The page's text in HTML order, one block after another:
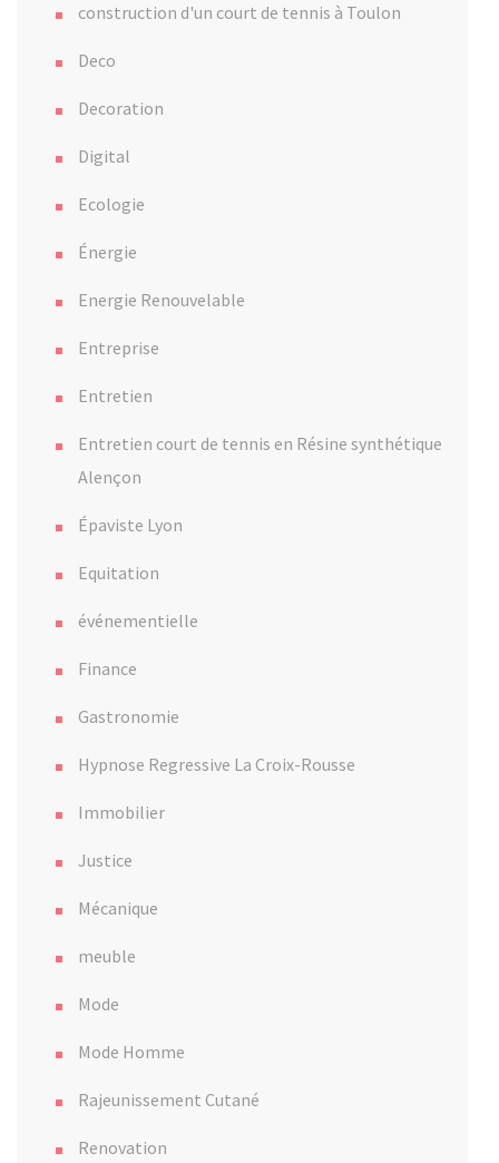
construction d'un court de tennis à Toulon
Deco
Decoration
Digital
Ecologie
Énergie
Energie Renouvelable
Entreprise
Entretien
Entretien court de tennis en Résine synthétique
Alençon
Épaviste Lyon
Equitation
événementielle
Finance
Gastronomie
Hypnose Regressive La Croix-Rousse
Immobilier
Justice
Mécanique
meuble
Mode
Mode Homme
Rajeunissement Cutané
Renovation